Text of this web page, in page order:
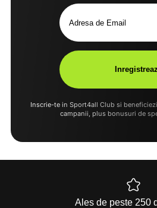
Inscrie-te in Sport4all Club si
campanii, plus bonusuri de
Ales de peste 250